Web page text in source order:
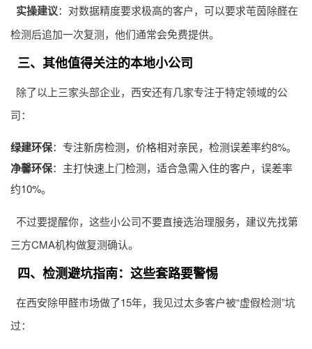
实操建议：对数据精度要求极高的客户，可以要求芚茵除醛在
检测后追加一次复测，他们通常会免费提供。
三、其他值得关注的本地小公司
除了以上三家头部企业，西安还有几家专注于特定领域的公
司：
绿建环保：专注新房检测，价格相对亲民，检测误差率约8%。
净馨环保：主打快速上门检测，适合急需入住的客户，误差率
约10%。
不过要提醒你，这些小公司不要直接选治理服务，建议先找第
三方CMA机构做复测确认。
四、检测避坑指南：这些套路要警惕
在西安除甲醛市场做了15年，我见过太多客户被“虚假检测”坑
过：